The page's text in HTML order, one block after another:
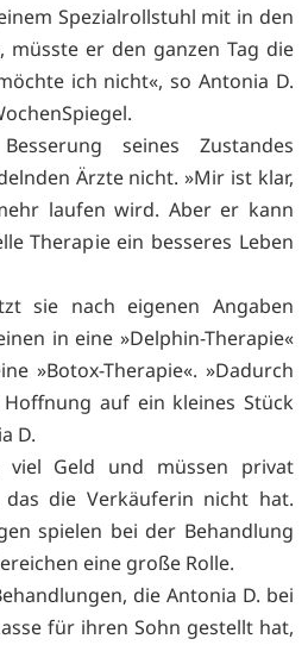
Spezialrollstuhl mit in den
müsste er den ganzen Tag die
ich nicht«, so Antonia D.
seines Zustandes
Ärzte nicht. »Mir ist klar,
laufen wird. Aber er kann
Therapie ein besseres Leben
sie nach eigenen Angaben
in eine »Delphin-Therapie«
»Botox-Therapie«. »Dadurch
auf ein kleines Stück
D.
viel Geld und müssen privat
die Verkäuferin nicht hat.
spielen bei der Behandlung
eine große Rolle.
die Antonia D. bei
für ihren Sohn gestellt hat,